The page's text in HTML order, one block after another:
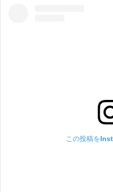
この投稿を